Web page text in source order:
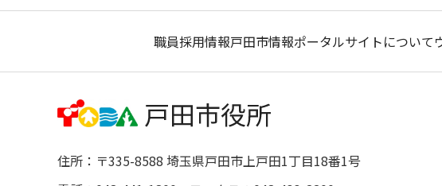
職員採用情報戸田市情報ポータルサイトについて
住所：〒335-8588 埼玉県戸田市上戸田1丁目18番1号